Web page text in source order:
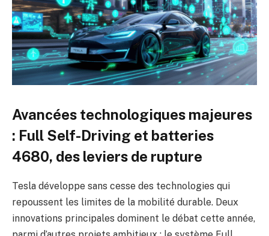
Avancées technologiques majeures
: Full Self-Driving et batteries
4680, des leviers de rupture
Tesla développe sans cesse des technologies qui
repoussent les limites de la mobilité durable. Deux
innovations principales dominent le débat cette année,